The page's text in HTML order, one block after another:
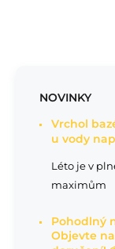
NOVINKY
Vrchol
u vody
Léto je v
maximům
Pohodlný
Objevte